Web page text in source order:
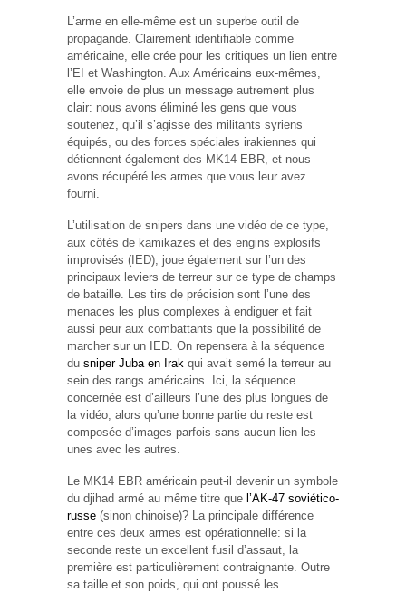
L’arme en elle-même est un superbe outil de
propagande. Clairement identifiable comme
américaine, elle crée pour les critiques un lien entre
l’EI et Washington. Aux Américains eux-mêmes,
elle envoie de plus un message autrement plus
clair: nous avons éliminé les gens que vous
soutenez, qu’il s’agisse des militants syriens
équipés, ou des forces spéciales irakiennes qui
détiennent également des MK14 EBR, et nous
avons récupéré les armes que vous leur avez
fourni.
L’utilisation de snipers dans une vidéo de ce type,
aux côtés de kamikazes et des engins explosifs
improvisés (IED), joue également sur l’un des
principaux leviers de terreur sur ce type de champs
de bataille. Les tirs de précision sont l’une des
menaces les plus complexes à endiguer et fait
aussi peur aux combattants que la possibilité de
marcher sur un IED. On repensera à la séquence
du sniper Juba en Irak qui avait semé la terreur au
sein des rangs américains. Ici, la séquence
concernée est d’ailleurs l’une des plus longues de
la vidéo, alors qu’une bonne partie du reste est
composée d’images parfois sans aucun lien les
unes avec les autres.
Le MK14 EBR américain peut-il devenir un symbole
du djihad armé au même titre que l’AK-47 soviético-
russe (sinon chinoise)? La principale différence
entre ces deux armes est opérationnelle: si la
seconde reste un excellent fusil d’assaut, la
première est particulièrement contraignante. Outre
sa taille et son poids, qui ont poussé les